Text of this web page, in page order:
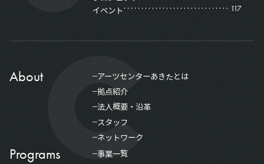
イベント 117
About
アーツセンターあきたとは
拠点紹介
法人概要・沿革
スタッフ
ネットワーク
Programs
事業一覧